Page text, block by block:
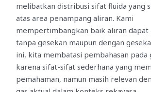
melibatkan distribusi sifat fluida yang
atas area penampang aliran. Kami
mempertimbangkan baik aliran dapat
tanpa gesekan maupun dengan
ini, kita membatasi pembahasan pada
karena sifat-sifat sederhana yang
pemahaman, namun masih relevan